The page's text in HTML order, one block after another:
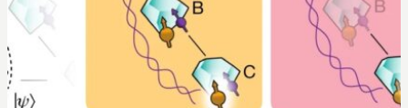
(Crédit photo : Pexels / Pixabay)